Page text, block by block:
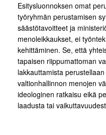
Esitysluonnoksen omat
työryhmän perustamisen
säästötavoitteet ja
menoleikkaukset, ei
kehittäminen. Se, että
tapaisen riippumattoman
lakkauttamista
valtionhallinnon menojen
ideologinen ratkaisu eikä
laadusta tai